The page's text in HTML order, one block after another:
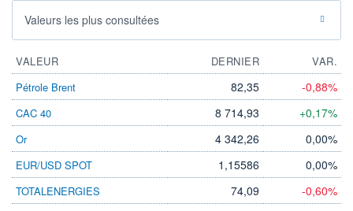
Non éligible
Boursobank
Valeurs les plus consultées
VALEUR DERNIER
VAR.
Pétrole Brent
82,35 -0,88%
CAC 40 8 714,93 +0,17%
Or 4 342,26 0,00%
EUR/USD SPOT 1,15586 0,00%
TOTALENERGIES 74,09 -0,60%